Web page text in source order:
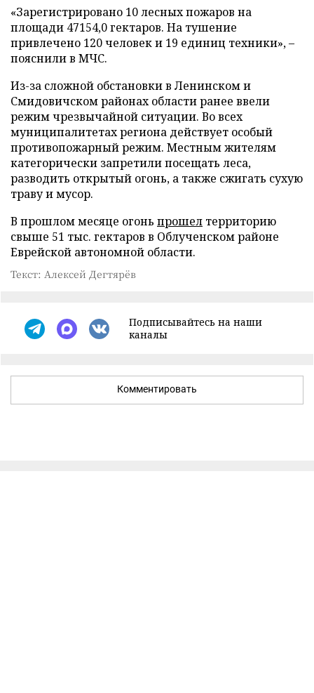
«Зарегистрировано 10 лесных пожаров на
площади 47154,0 гектаров. На тушение
привлечено 120 человек и 19 единиц техники», –
пояснили в МЧС.
Из-за сложной обстановки в Ленинском и
Смидовичском районах области ранее ввели
режим чрезвычайной ситуации. Во всех
муниципалитетах региона действует особый
противопожарный режим. Местным жителям
категорически запретили посещать леса,
разводить открытый огонь, а также сжигать сухую
траву и мусор.
В прошлом месяце огонь прошел территорию
свыше 51 тыс. гектаров в Облученском районе
Еврейской автономной области.
Текст: Алексей Дегтярёв
Подписывайтесь на наши
каналы
Комментировать